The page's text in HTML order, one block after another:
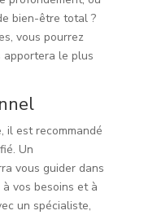
bien-être total ?
vous pourrez
apportera le plus
il est recommandé
Un
vous guider dans
vos besoins et à
un spécialiste,